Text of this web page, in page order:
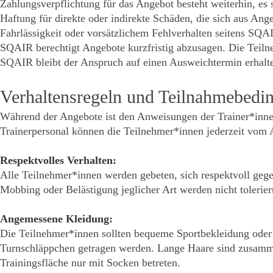
Zahlungsverpflichtung für das Angebot besteht weiterhin,
Haftung für direkte oder indirekte Schäden, die sich aus
Fahrlässigkeit oder vorsätzlichem Fehlverhalten seitens
SQAIR berechtigt Angebote kurzfristig abzusagen. Die
SQAIR bleibt der Anspruch auf einen Ausweichtermin
Verhaltensregeln und
Während der Angebote ist den Anweisungen der
Trainerpersonal können die Teilnehmer*innen jederzeit vom
Respektvolles Verhalten:
Alle Teilnehmer*innen werden gebeten, sich respektvoll
Mobbing oder Belästigung jeglicher Art werden nicht
Angemessene Kleidung:
Die Teilnehmer*innen sollten bequeme Sportbekleidung
Turnschläppchen getragen werden. Lange Haare sind
Trainingsfläche nur mit Socken betreten.